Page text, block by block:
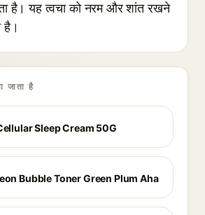
है। यह त्वचा को नरम और शांत रखने
है।
जाता है
Sleep Cream 50G
Bubble Toner Green Plum Aha